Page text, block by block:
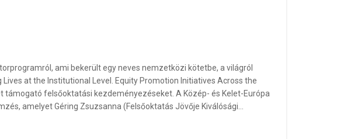
ami bekerült egy neves nemzetközi kötetbe, a világról
at the Institutional Level. Equity Promotion Initiatives Across the
támogató felsőoktatási kezdeményezéseket. A Közép- és Kelet-Európa
amelyet Géring Zsuzsanna (Felsőoktatás Jövője Kiválósági…